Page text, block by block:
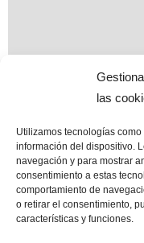
las
Utilizamos tecnologías
información del dispositivo.
navegación y para mostrar
consentimiento a estas
comportamiento de
o retirar el consentimiento,
características y funciones.
los derechos
Esta web es el mayor
Las Canteras. Sus
actualización para